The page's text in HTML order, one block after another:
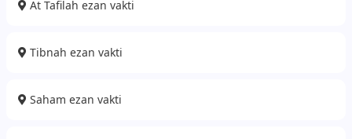
At Tafilah ezan vakti
Tibnah ezan vakti
Saham ezan vakti